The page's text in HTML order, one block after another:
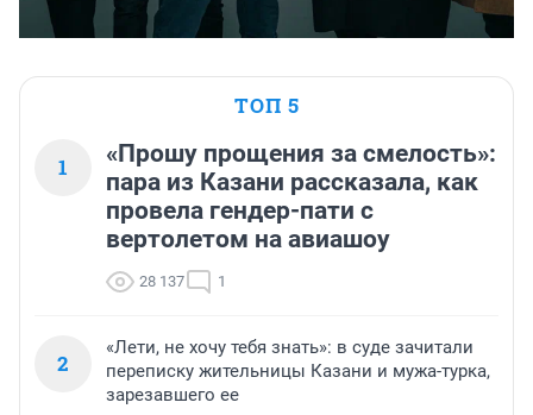
ТОП 5
1
«Прошу прощения за смелость»:
пара из Казани рассказала, как
провела гендер-пати с
вертолетом на авиашоу
28 137 1
2
«Лети, не хочу тебя знать»: в суде зачитали
переписку жительницы Казани и мужа-турка,
зарезавшего ее